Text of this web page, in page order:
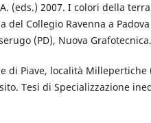
(eds.) 2007. I colori della
del Collegio Ravenna a
(PD), Nuova Grafotecnica.
di Piave, località Millepertiche
Tesi di Specializzazione